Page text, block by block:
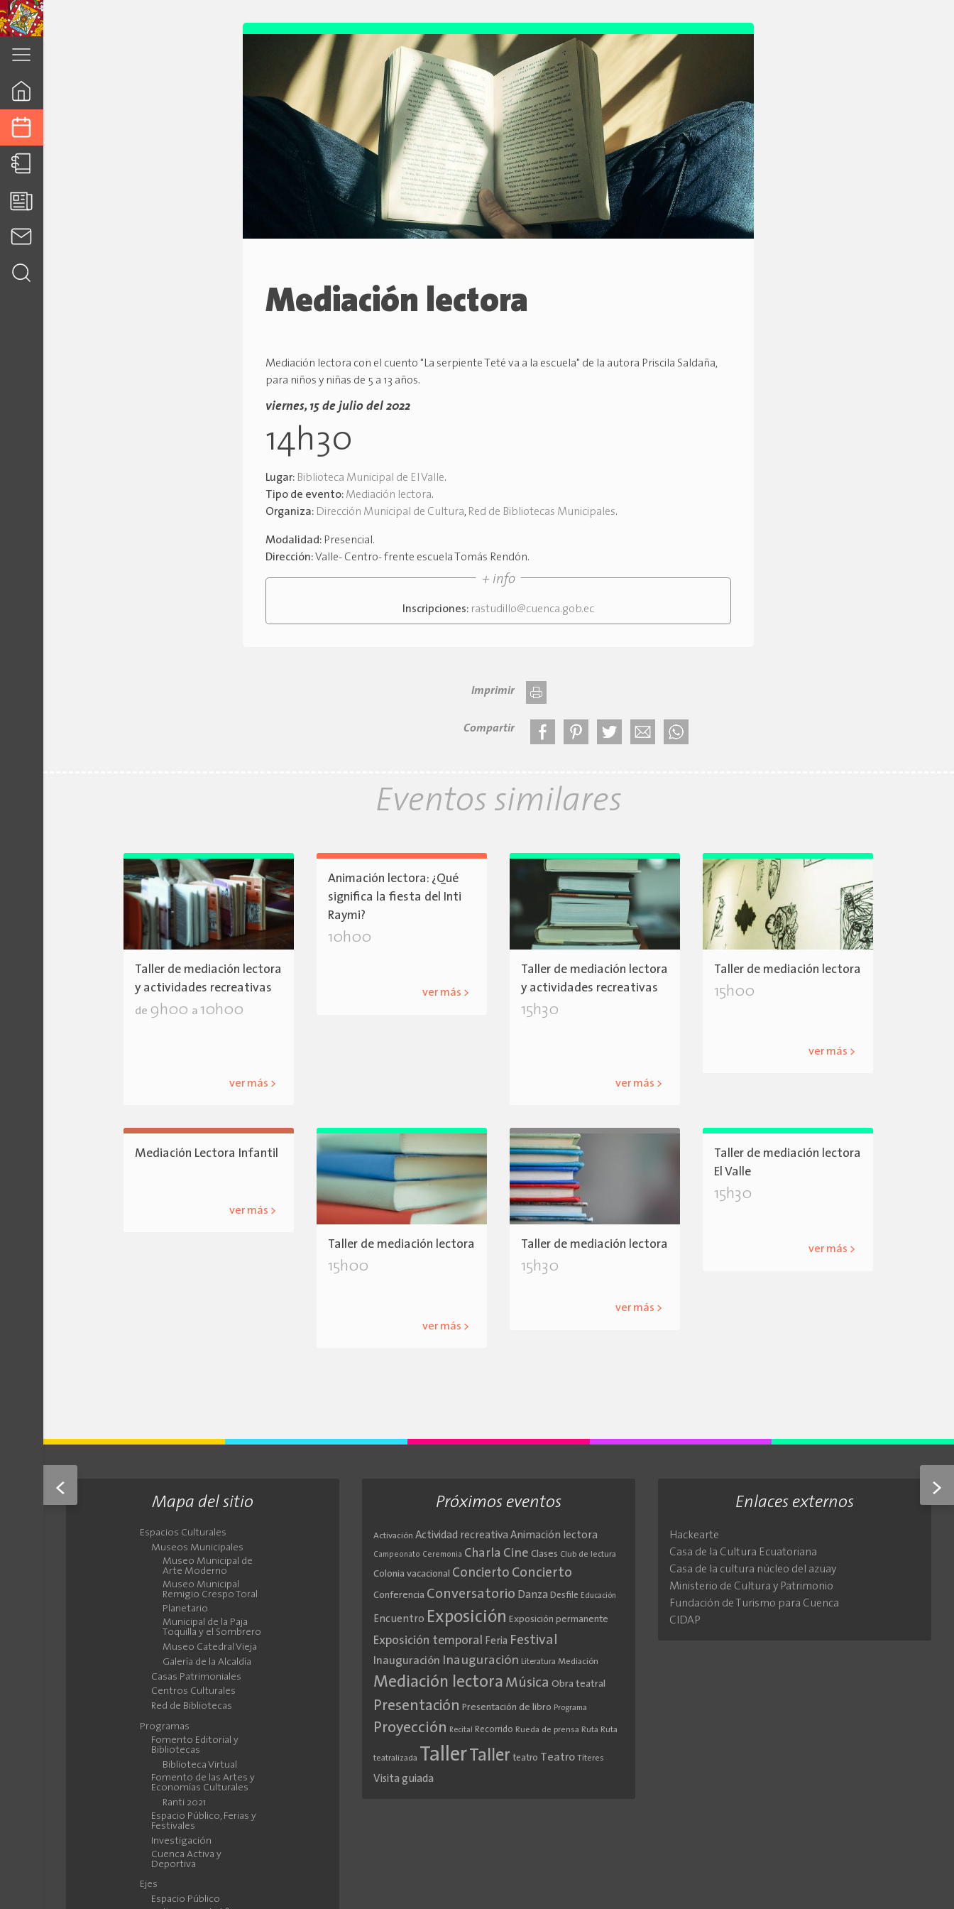
Mediación lectora
Mediación lectora con el cuento "La serpiente Teté va a la escuela" de la autora Priscila Saldaña,
para niños y niñas de 5 a 13 años.
viernes, 15 de julio del 2022
14h30
Lugar: Biblioteca Municipal de El Valle.
Tipo de evento: Mediación lectora.
Organiza: Dirección Municipal de Cultura, Red de Bibliotecas Municipales.
Modalidad: Presencial.
Dirección:Valle- Centro- frente escuela Tomás Rendón.
+ info
Inscripciones: rastudillo@cuenca.gob.ec
Imprimir
Compartir
< >
Eventos similares
Taller de mediación lectora
y actividades recreativas
de 9h00 a 10h00
ver más >
Animación lectora: ¿Qué
significa la fiesta del Inti
Raymi?
10h00
ver más >
Taller de mediación lectora
y actividades recreativas
15h30
ver más >
Taller de mediación lectora
15h00
ver más >
Mediación Lectora Infantil
ver más >
Taller de mediación lectora
15h00
ver más >
Taller de mediación lectora
15h30
ver más >
Taller de mediación lectora
El Valle
15h30
ver más >
Mapa del sitio
Espacios Culturales
Museos Municipales
Museo Municipal de
Arte Moderno
Museo Municipal
Remigio Crespo Toral
Planetario
Municipal de la Paja
Toquilla y el Sombrero
Museo Catedral Vieja
Galería de la Alcaldía
Casas Patrimoniales
Centros Culturales
Red de Bibliotecas
Programas
Fomento Editorial y
Bibliotecas
Biblioteca Virtual
Fomento de las Artes y
Economías Culturales
Ranti 2021
Espacio Público, Ferias y
Festivales
Investigación
Cuenca Activa y
Deportiva
Ejes
Espacio Público
Próximos eventos
Activación Actividad recreativa Animación lectora
Campeonato Ceremonia Charla Cine Clases Club de lectura
Colonia vacacional Concierto Concierto
Conferencia Conversatorio Danza Desfile Educación
Encuentro Exposición Exposición permanente
Exposición temporal Feria Festival
Inauguración Inauguración Literatura Mediación
Mediación lectora Música Obra teatral
Presentación Presentación de libro Programa
Proyección Recital Recorrido Rueda de prensa Ruta Ruta
teatralizada Taller Taller teatro Teatro Títeres
Visita guiada
Enlaces externos
Hackearte
Casa de la Cultura Ecuatoriana
Casa de la cultura núcleo del azuay
Ministerio de Cultura y Patrimonio
Fundación de Turismo para Cuenca
CIDAP